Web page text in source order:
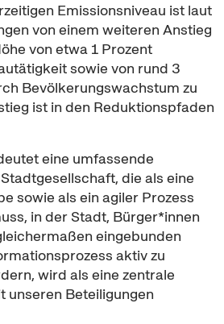
Emissionsniveau ist laut
von einem weiteren Anstieg
von etwa 1 Prozent
sowie von rund 3
Bevölkerungswachstum zu
ist in den Reduktionspfaden
eine umfassende
die als eine
sowie als ein agiler Prozess
in der Stadt, Bürger*innen
eingebunden
aktiv zu
wird als eine zentrale
unseren Beteiligungen